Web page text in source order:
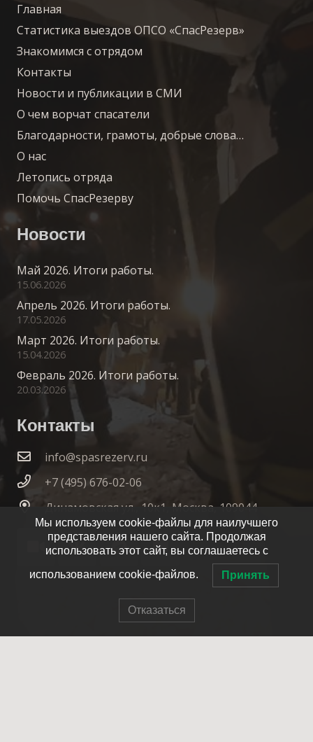
Главная
Статистика выездов ОПСО «СпасРезерв»
Знакомимся с отрядом
Контакты
Новости и публикации в СМИ
О чем ворчат спасатели
Благодарности, грамоты, добрые слова…
О нас
Летопись отряда
Помочь СпасРезерву
Новости
Май 2026. Итоги работы.
15.06.2026
Апрель 2026. Итоги работы.
17.05.2026
Март 2026. Итоги работы.
15.04.2026
Февраль 2026. Итоги работы.
20.03.2026
Контакты
info@spasrezerv.ru
+7 (495) 676-02-06
Динамовская ул., 10к1, Москва, 109044
Мы используем cookie-файлы для наилучшего
представления нашего сайта. Продолжая
использовать этот сайт, вы соглашаетесь с
использованием cookie-файлов. Принять
Отказаться